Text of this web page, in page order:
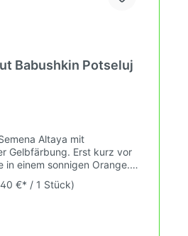
Babushkin Potseluj
Altaya mit
Gelbfärbung. Erst kurz vor
in einem sonnigen Orange.
Ernte gelb für
ernte orange für cremig-
€* / 1 Stück)